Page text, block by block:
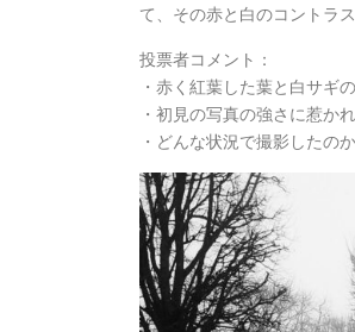
て、その赤と白のコントラ
投票者コメント：
・赤く紅葉した葉と白サギ
・初見の写真の強さに惹かれ
・どんな状況で撮影したの